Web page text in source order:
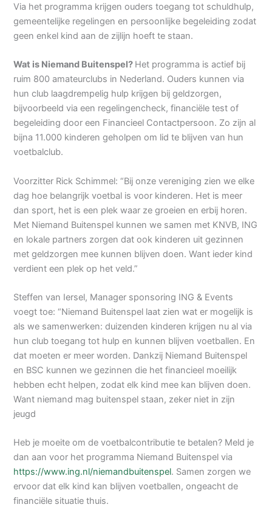
Via het programma krijgen ouders toegang tot schuldhulp,
gemeentelijke regelingen en persoonlijke begeleiding zodat
geen enkel kind aan de zijlijn hoeft te staan.
Wat is Niemand Buitenspel? Het programma is actief bij
ruim 800 amateurclubs in Nederland. Ouders kunnen via
hun club laagdrempelig hulp krijgen bij geldzorgen,
bijvoorbeeld via een regelingencheck, financiële test of
begeleiding door een Financieel Contactpersoon. Zo zijn al
bijna 11.000 kinderen geholpen om lid te blijven van hun
voetbalclub.
Voorzitter Rick Schimmel: “Bij onze vereniging zien we elke
dag hoe belangrijk voetbal is voor kinderen. Het is meer
dan sport, het is een plek waar ze groeien en erbij horen.
Met Niemand Buitenspel kunnen we samen met KNVB, ING
en lokale partners zorgen dat ook kinderen uit gezinnen
met geldzorgen mee kunnen blijven doen. Want ieder kind
verdient een plek op het veld.”
Steffen van Iersel, Manager sponsoring ING & Events
voegt toe: “Niemand Buitenspel laat zien wat er mogelijk is
als we samenwerken: duizenden kinderen krijgen nu al via
hun club toegang tot hulp en kunnen blijven voetballen. En
dat moeten er meer worden. Dankzij Niemand Buitenspel
en BSC kunnen we gezinnen die het financieel moeilijk
hebben echt helpen, zodat elk kind mee kan blijven doen.
Want niemand mag buitenspel staan, zeker niet in zijn
jeugd
Heb je moeite om de voetbalcontributie te betalen? Meld je
dan aan voor het programma Niemand Buitenspel via
https://www.ing.nl/niemandbuitenspel. Samen zorgen we
ervoor dat elk kind kan blijven voetballen, ongeacht de
financiële situatie thuis.